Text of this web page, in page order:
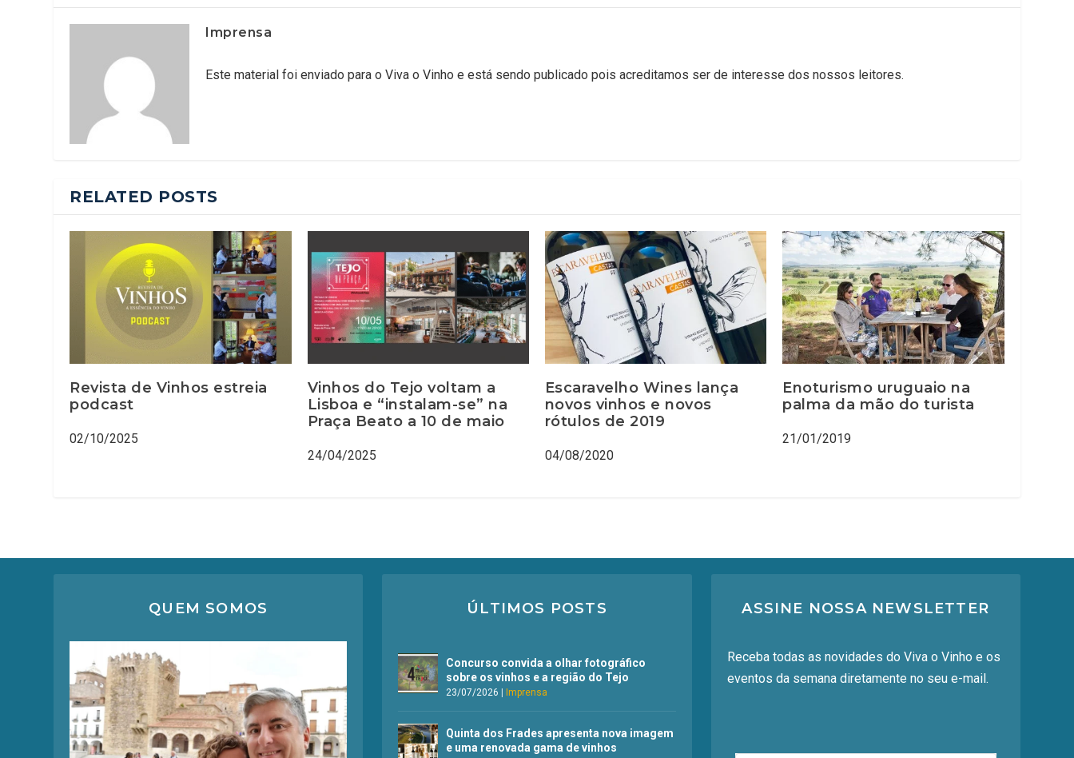
Imprensa
Este material foi enviado para o Viva o Vinho e está sendo publicado pois acreditamos ser de interesse dos nossos leitores.
RELATED POSTS
Revista de Vinhos estreia
podcast
02/10/2025
Vinhos do Tejo voltam a
Lisboa e “instalam-se” na
Praça Beato a 10 de maio
24/04/2025
Escaravelho Wines lança
novos vinhos e novos
rótulos de 2019
04/08/2020
Enoturismo uruguaio na
palma da mão do turista
21/01/2019
QUEM SOMOS ÚLTIMOS POSTS
Concurso convida a olhar fotográfico
sobre os vinhos e a região do Tejo
23/07/2026 Imprensa
Quinta dos Frades apresenta nova imagem
e uma renovada gama de vinhos
ASSINE NOSSA NEWSLETTER
Receba todas as novidades do Viva o Vinho e os
eventos da semana diretamente no seu e-mail.